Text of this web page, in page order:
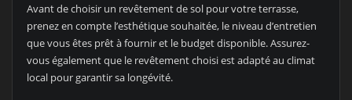
Avant de choisir un revêtement de sol pour votre terrasse,
prenez en compte l’esthétique souhaitée, le niveau d’entretien
que vous êtes prêt à fournir et le budget disponible. Assurez-
vous également que le revêtement choisi est adapté au climat
local pour garantir sa longévité.